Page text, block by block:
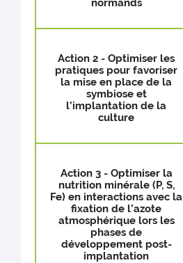
normands
Action 2 - Optimiser les
pratiques pour favoriser
la mise en place de la
symbiose et
l’implantation de la
culture
Action 3 - Optimiser la
nutrition minérale (P, S,
Fe) en interactions avec la
fixation de l’azote
atmosphérique lors les
phases de
développement post-
implantation